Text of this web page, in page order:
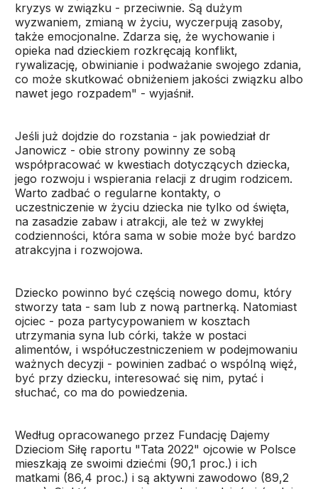
kryzys w związku - przeciwnie. Są dużym
wyzwaniem, zmianą w życiu, wyczerpują zasoby,
także emocjonalne. Zdarza się, że wychowanie i
opieka nad dzieckiem rozkręcają konflikt,
rywalizację, obwinianie i podważanie swojego zdania,
co może skutkować obniżeniem jakości związku albo
nawet jego rozpadem" - wyjaśnił.
Jeśli już dojdzie do rozstania - jak powiedział dr
Janowicz - obie strony powinny ze sobą
współpracować w kwestiach dotyczących dziecka,
jego rozwoju i wspierania relacji z drugim rodzicem.
Warto zadbać o regularne kontakty, o
uczestniczenie w życiu dziecka nie tylko od święta,
na zasadzie zabaw i atrakcji, ale też w zwykłej
codzienności, która sama w sobie może być bardzo
atrakcyjna i rozwojowa.
Dziecko powinno być częścią nowego domu, który
stworzy tata - sam lub z nową partnerką. Natomiast
ojciec - poza partycypowaniem w kosztach
utrzymania syna lub córki, także w postaci
alimentów, i współuczestniczeniem w podejmowaniu
ważnych decyzji - powinien zadbać o wspólną więź,
być przy dziecku, interesować się nim, pytać i
słuchać, co ma do powiedzenia.
Według opracowanego przez Fundację Dajemy
Dzieciom Siłę raportu "Tata 2022" ojcowie w Polsce
mieszkają ze swoimi dziećmi (90,1 proc.) i ich
matkami (86,4 proc.) i są aktywni zawodowo (89,2